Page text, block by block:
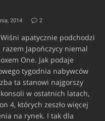
2014 2
apatycznie podchodzi
Japończycy niemal
One. Jak podaje
tygodnia nabywców
ta stanowi najgorszy
w ostatnich latach,
4, których zeszło więcej
na rynek. I tak dla